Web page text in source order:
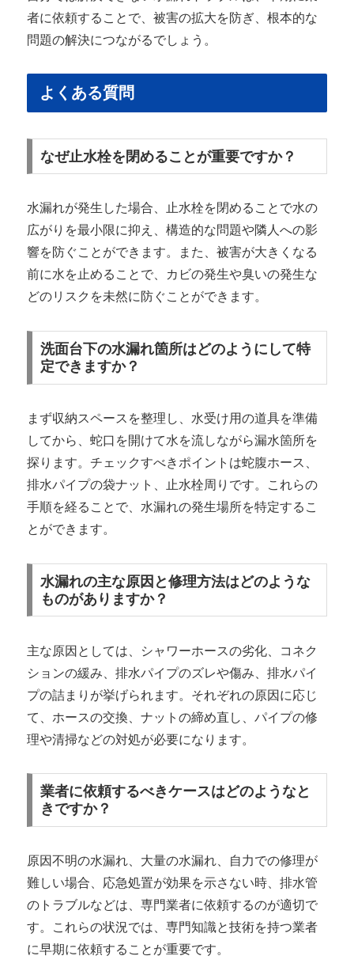
者に依頼することで、被害の拡大を防ぎ、根本的な
問題の解決につながるでしょう。
よくある質問
なぜ止水栓を閉めることが重要ですか？
水漏れが発生した場合、止水栓を閉めることで水の
広がりを最小限に抑え、構造的な問題や隣人への影
響を防ぐことができます。また、被害が大きくなる
前に水を止めることで、カビの発生や臭いの発生な
どのリスクを未然に防ぐことができます。
洗面台下の水漏れ箇所はどのようにして特
定できますか？
まず収納スペースを整理し、水受け用の道具を準備
してから、蛇口を開けて水を流しながら漏水箇所を
探ります。チェックすべきポイントは蛇腹ホース、
排水パイプの袋ナット、止水栓周りです。これらの
手順を経ることで、水漏れの発生場所を特定するこ
とができます。
水漏れの主な原因と修理方法はどのような
ものがありますか？
主な原因としては、シャワーホースの劣化、コネク
ションの緩み、排水パイプのズレや傷み、排水パイ
プの詰まりが挙げられます。それぞれの原因に応じ
て、ホースの交換、ナットの締め直し、パイプの修
理や清掃などの対処が必要になります。
業者に依頼するべきケースはどのようなと
きですか？
原因不明の水漏れ、大量の水漏れ、自力での修理が
難しい場合、応急処置が効果を示さない時、排水管
のトラブルなどは、専門業者に依頼するのが適切で
す。これらの状況では、専門知識と技術を持つ業者
に早期に依頼することが重要です。